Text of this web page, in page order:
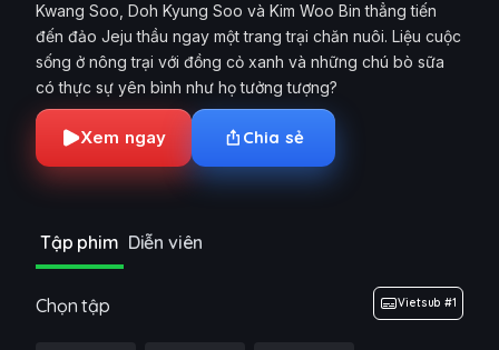
Kwang Soo, Doh Kyung Soo và Kim Woo Bin thẳng tiến
đến đảo Jeju thầu ngay một trang trại chăn nuôi. Liệu cuộc
sống ở nông trại với đồng cỏ xanh và những chú bò sữa
có thực sự yên bình như họ tưởng tượng?
Xem ngay Chia sẻ
Tập phim Diễn viên
Chọn tập Vietsub #1